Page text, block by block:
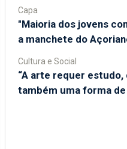
Capa
"Maioria dos jovens
a manchete do
Cultura e Social
“A arte requer
também uma forma